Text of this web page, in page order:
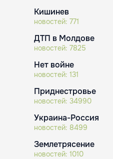
Кишинев
новостей: 771
ДТП в Молдове
новостей: 7825
Нет войне
новостей: 131
Приднестровье
новостей: 34990
Украина-Россия
новостей: 8499
Землетрясение
новостей: 1010